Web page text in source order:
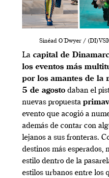
Sinéad O´Dwyer /
La capital de
los eventos más
por los amantes de la
5 de agosto daban el
nuevas propuesta
evento que acogió a
además de contar con
lejanos a sus fronteras.
destinos más esperados,
estilo dentro de la
estilos urbanos entre los